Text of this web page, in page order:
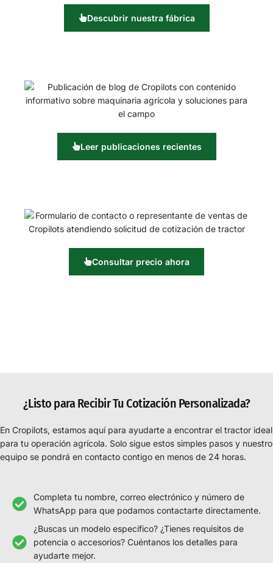
Descubrir nuestra fábrica
Leer publicaciones recientes
Consultar precio ahora
¿Listo para Recibir Tu Cotización Personalizada?
En Cropilots, estamos aquí para ayudarte a encontrar el tractor ideal
para tu operación agrícola. Solo sigue estos simples pasos y nuestro
equipo se pondrá en contacto contigo en menos de 24 horas.
Completa tu nombre, correo electrónico y número de
WhatsApp para que podamos contactarte directamente.
¿Buscas un modelo específico? ¿Tienes requisitos de
potencia o accesorios? Cuéntanos los detalles para
ayudarte mejor.